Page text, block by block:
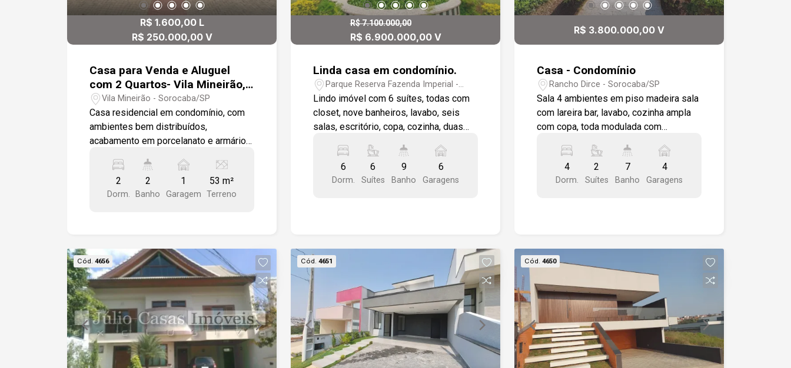
R$ 1.600,00 L
R$ 250.000,00 V
Casa para Venda e Aluguel
com 2 Quartos- Vila Mineirão,
Sorocaba/SP
Vila Mineirão - Sorocaba/SP
Casa residencial em condomínio, com
ambientes bem distribuídos,
acabamento em porcelanato e armários
praticidade para o dia a dia. -Sala -
Cozinha com armário embutido -2
Quartos com armários modulados,
porcelanato Uma excelente opção para
quem busca segurança, conforto e
funcionalidade em um condomínio
residencial.
2
Dorm.
2
Banho
1
Garagem
53 m²
Terreno
R$ 7.100.000,00
R$ 6.900.000,00 V
Linda casa em condomínio.
Parque Reserva Fazenda Imperial -
Sorocaba/SP
Lindo imóvel com 6 suítes, todas com
closet, nove banheiros, lavabo, seis
salas, escritório, copa, cozinha, duas
suítes dependência de empregados.
Quatro varandas, terraço, quintal,
espaço com churrasqueira, salão de
bares, jardim, quatro fontes, elevador
panorâmico, capela. Vitrais e lustres de
cristais Seis garagens cobertas, portão
eletrônico, alarme, interfone, câmeras
com monitoramento 24 horas e cerca
elétrica. Aceita terrenos para
construção de casas ou prédios como
permuta
6
Dorm.
6
Suítes
9
Banho
6
Garagens
R$ 3.800.000,00 V
Casa - Condomínio
Rancho Dirce - Sorocaba/SP
Sala 4 ambientes em piso madeira sala
com lareira bar, lavabo, cozinha ampla
com copa, toda modulada com
de empregada completa, casa de
hóspede, 4 dormitórios sendo 2 suítes
1 sendo máster, com modulados, closet
área gourmet com churrasqueira, pia,
casa toda com excelente acabamento.
4
Dorm.
2
Suítes
7
Banho
4
Garagens
Cód. 4656 Cód. 4651 Cód. 4650